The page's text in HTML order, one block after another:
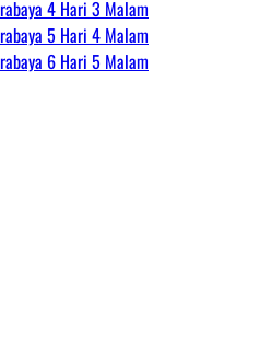
4 Hari 3 Malam
5 Hari 4 Malam
6 Hari 5 Malam